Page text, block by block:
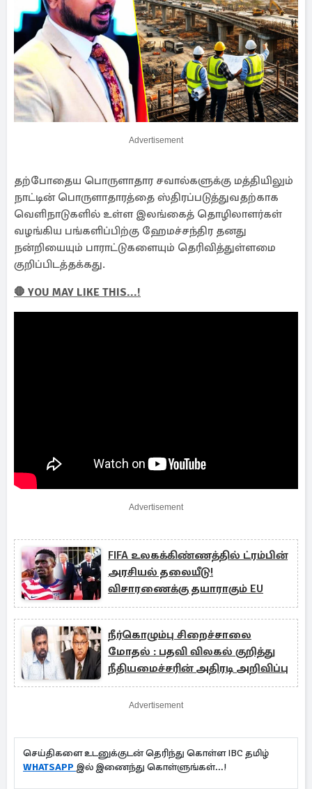
Advertisement
தற்போதைய பொருளாதார சவால்களுக்கு மத்தியிலும்
நாட்டின் பொருளாதாரத்தை ஸ்திரப்படுத்துவதற்காக
வெளிநாடுகளில் உள்ள இலங்கைத் தொழிலாளர்கள்
வழங்கிய பங்களிப்பிற்கு ஹேமச்சந்திர தனது
நன்றியையும் பாராட்டுகளையும் தெரிவித்துள்ளமை
குறிப்பிடத்தக்கது.
🛑 YOU MAY LIKE THIS...!
Advertisement
FIFA உலகக்கிண்ணத்தில் ட்ரம்பின்
அரசியல் தலையீடு!
விசாரணைக்கு தயாராகும் EU
நீர்கொழும்பு சிறைச்சாலை
மோதல் : பதவி விலகல் குறித்து
நீதியமைச்சரின் அதிரடி அறிவிப்பு
Advertisement
செய்திகளை உடனுக்குடன் தெரிந்து கொள்ள IBC தமிழ்
WHATSAPP இல் இணைந்து கொள்ளுங்கள்...!